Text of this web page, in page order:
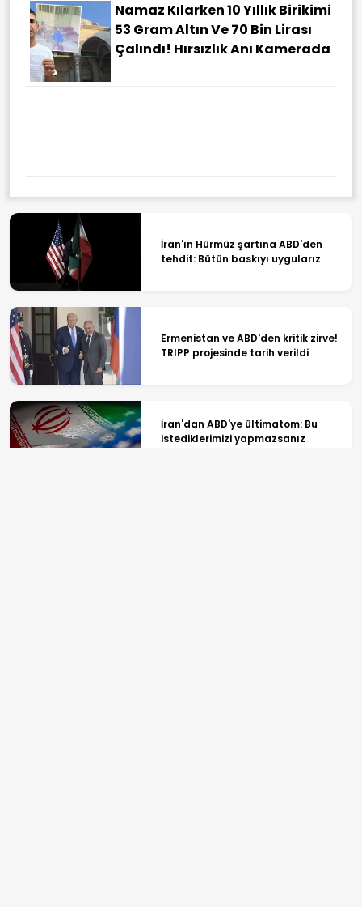
Namaz Kılarken 10 Yıllık Birikimi
53 Gram Altın Ve 70 Bin Lirası
Çalındı! Hırsızlık Anı Kamerada
İran'ın Hürmüz şartına ABD'den
tehdit: Bütün baskıyı uygularız
Ermenistan ve ABD'den kritik zirve!
TRIPP projesinde tarih verildi
İran'dan ABD'ye ültimatom: Bu
istediklerimizi yapmazsanız